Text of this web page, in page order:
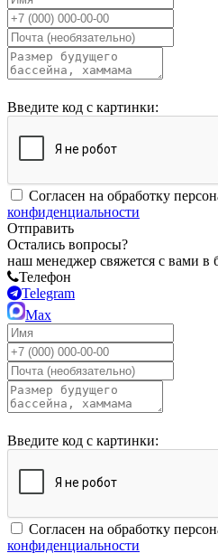
Введите код с картинки:
Согласен на обработку
конфиденциальности
Отправить
Остались вопросы?
наш менеджер свяжется с вами в
Телефон
Telegram
Max
Введите код с картинки:
Согласен на обработку
конфиденциальности